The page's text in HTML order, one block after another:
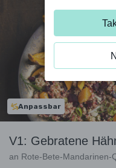
Anpassbar
V1: Gebratene
an Rote-Bete-Mandarinen-